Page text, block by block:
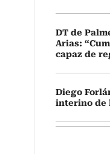
DT de
Arias:
capaz de
Diego
interino de